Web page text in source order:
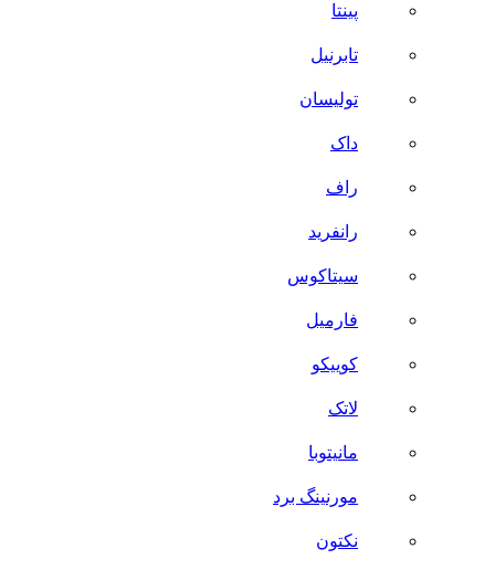
پینتا
تابرنیل
تولیسان
داک
راف
رانفرید
سیتاکوس
فارمیل
کوییکو
لاتک
مانیتوبا
مورنینگ برد
نکتون